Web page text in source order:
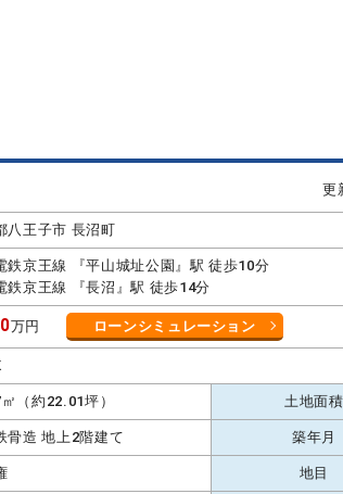
更
八王子市 長沼町
鉄京王線 『平山城址公園』駅 徒歩10分
鉄京王線 『長沼』駅 徒歩14分
万円 ローンシミュレーション
（約22.01坪） 土地面積
骨造 地上2階建て 築年月
地目